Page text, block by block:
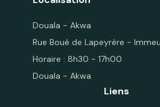
Douala - Akwa
Rue Boué de Lapeyrère -
Horaire : 8h30 - 17h00
Douala - Akwa
Liens